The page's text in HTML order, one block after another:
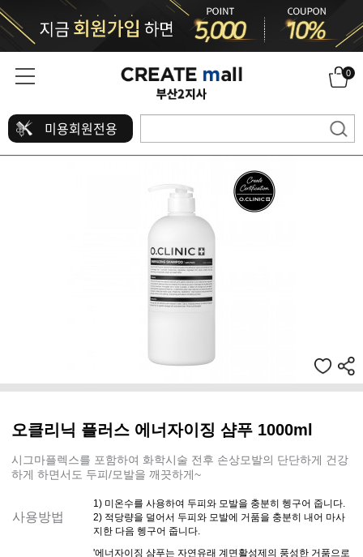
0
미용회원전용
오클리닉 플러스 에너자이징 샴푸 1000ml
시그마플렉스를 포함하여 화학시술 전후 손상모발의 단단하게 건강
하게 하면서도 두피/모발을 깨끗하게~
사용방법
1) 미온수를 사용하여 두피와 모발을 충분히 헹구어 줍니다.
2) 적당량을 덜어서 두피와 모발에 거품을 충분히 내어 마사
지한 다음 헹구어 줍니다.
'에너자이징 샴푸는 자연유래 계면활성제의 풍성한 거품으로